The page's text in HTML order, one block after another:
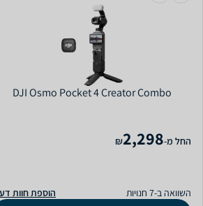
DJI Osmo Pocket 4 Creator Combo
‫החל מ-2,298
₪
השוואה ב-7 חנויות
הוספת חוות